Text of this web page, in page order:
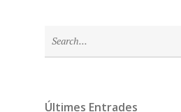
Últimes Entrades